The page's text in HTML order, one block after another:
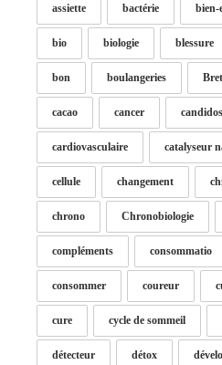
assiette bactérie bien-
bio biologie blessure
bon boulangeries
cacao cancer
cardiovasculaire catalyseur
cellule changement
chrono Chronobiologie
compléments consommatio
consommer coureur
cure cycle de sommeil
détecteur détox